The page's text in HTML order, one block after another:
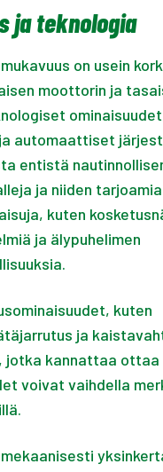
ja teknologia
on usein
moottorin ja
automaattiset
entistä
ja niiden tarjoamia
kuten
ja älypuhelimen
kuten
ja
kannattaa ottaa
voivat vaihdella